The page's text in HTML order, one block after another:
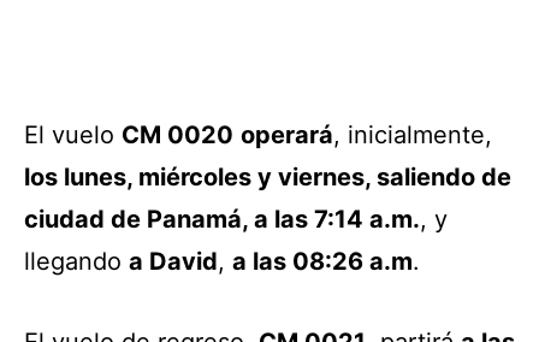
El vuelo CM 0020 operará, inicialmente,
los lunes, miércoles y viernes, saliendo de
ciudad de Panamá, a las 7:14 a.m., y
llegando a David, a las 08:26 a.m.